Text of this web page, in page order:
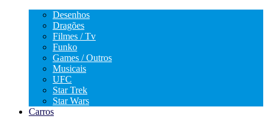
Desenhos
Dragões
Filmes / Tv
Funko
Games / Outros
Musicais
UFC
Star Trek
Star Wars
Carros